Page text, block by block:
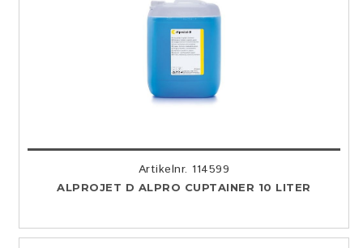
Artikelnr. 114599
ALPROJET D ALPRO CUPTAINER 10 LITER